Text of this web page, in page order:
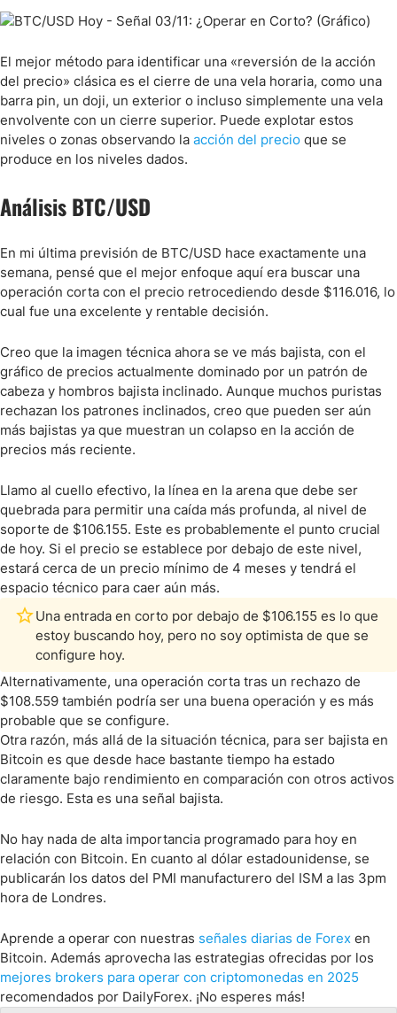
El mejor método para identificar una «reversión de la acción
del precio» clásica es el cierre de una vela horaria, como una
barra pin, un doji, un exterior o incluso simplemente una vela
envolvente con un cierre superior. Puede explotar estos
niveles o zonas observando la acción del precio que se
produce en los niveles dados.
Análisis BTC/USD
En mi última previsión de BTC/USD hace exactamente una
semana, pensé que el mejor enfoque aquí era buscar una
operación corta con el precio retrocediendo desde $116.016, lo
cual fue una excelente y rentable decisión.
Creo que la imagen técnica ahora se ve más bajista, con el
gráfico de precios actualmente dominado por un patrón de
cabeza y hombros bajista inclinado. Aunque muchos puristas
rechazan los patrones inclinados, creo que pueden ser aún
más bajistas ya que muestran un colapso en la acción de
precios más reciente.
Llamo al cuello efectivo, la línea en la arena que debe ser
quebrada para permitir una caída más profunda, al nivel de
soporte de $106.155. Este es probablemente el punto crucial
de hoy. Si el precio se establece por debajo de este nivel,
estará cerca de un precio mínimo de 4 meses y tendrá el
espacio técnico para caer aún más.
Una entrada en corto por debajo de $106.155 es lo que
estoy buscando hoy, pero no soy optimista de que se
configure hoy.
Alternativamente, una operación corta tras un rechazo de
$108.559 también podría ser una buena operación y es más
probable que se configure.
Otra razón, más allá de la situación técnica, para ser bajista en
Bitcoin es que desde hace bastante tiempo ha estado
claramente bajo rendimiento en comparación con otros activos
de riesgo. Esta es una señal bajista.
No hay nada de alta importancia programado para hoy en
relación con Bitcoin. En cuanto al dólar estadounidense, se
publicarán los datos del PMI manufacturero del ISM a las 3pm
hora de Londres.
Aprende a operar con nuestras señales diarias de Forex en
Bitcoin. Además aprovecha las estrategias ofrecidas por los
mejores brokers para operar con criptomonedas en 2025
recomendados por DailyForex. ¡No esperes más!